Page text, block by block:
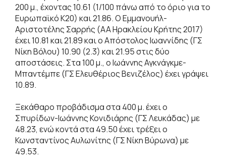
200 μ., έχοντας 10.61 (1/100 πάνω από το όριο για το
Ευρωπαϊκό Κ20) και 21.86. Ο Εμμανουήλ-
Αριστοτέλης Σαρρής (ΑΑ Ηρακλείου Κρήτης 2017)
έχει 10.81 και 21.89 και ο Απόστολος Ιωαννίδης (ΓΣ
Νίκη Βόλου) 10.90 (2.3) και 21.95 στις δύο
αποστάσεις. Στα 100 μ., ο Ιωάννης Αγκνάγκμε-
Μπαντέμπε (ΓΣ Ελευθέριος Βενιζέλος) έχει γράψει
10.89.
Ξεκάθαρο προβάδισμα στα 400 μ. έχει ο
Σπυρίδων-Ιωάννης Κονιδιάρης (ΓΣ Λευκάδας) με
48.23, ενώ κοντά στα 49.50 έχει τρέξει ο
Κωνσταντίνος Αυλωνίτης (ΓΣ Νίκη Βύρωνα) με
49.53.